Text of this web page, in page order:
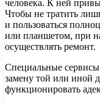
человека. К ней
Чтобы не тратить
и пользоваться
или планшетом, при
осуществлять ремонт.
Специальные сервисы
замену той или иной
функционировать